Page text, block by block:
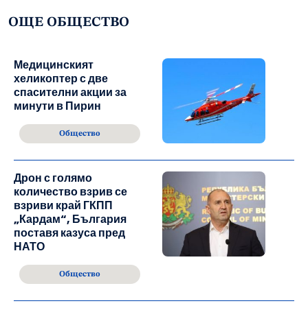
ОЩЕ ОБЩЕСТВО
Медицинският
хеликоптер с две
спасителни акции за
минути в Пирин
Общество
Дрон с голямо
количество взрив се
взриви край ГКПП
„Кардам“, България
поставя казуса пред
НАТО
Общество